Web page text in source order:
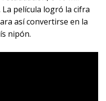
película logró la cifra
así convertirse en la
nipón.